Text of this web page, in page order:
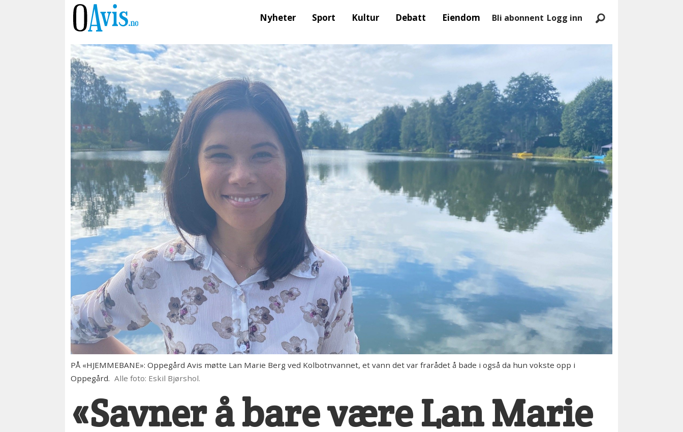
Nyheter Sport Kultur Debatt Eiendom Bli abonnent Logg inn
PÅ «HJEMMEBANE»: Oppegård Avis møtte Lan Marie Berg ved Kolbotnvannet, et vann det var frarådet å bade i også da hun vokste opp i
Oppegård. Alle foto: Eskil Bjørshol.
«Savner å bare være Lan Marie